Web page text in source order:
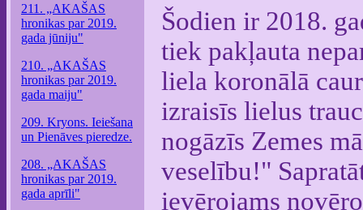
211. „AKAŠAS
hronikas par 2019.
gada jūniju"
210. „AKAŠAS
hronikas par 2019.
gada maiju"
209. Kryons. Ieiešana
un Pienāves pieredze.
208. „AKAŠAS
hronikas par 2019.
gada aprīli"
Šodien ir 2018.
tiek pakļauta
liela koronālā
izraisīs lielus
nogāzīs Zemes
veselību!"
ievērojams